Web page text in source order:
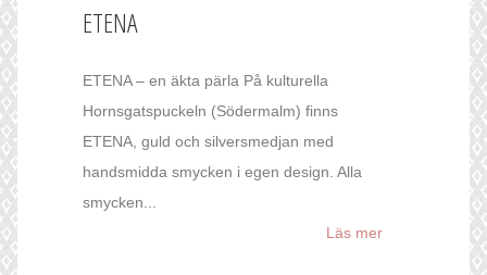
ETENA
ETENA – en äkta pärla På kulturella
Hornsgatspuckeln (Södermalm) finns
ETENA, guld och silversmedjan med
handsmidda smycken i egen design. Alla
smycken...
Läs mer